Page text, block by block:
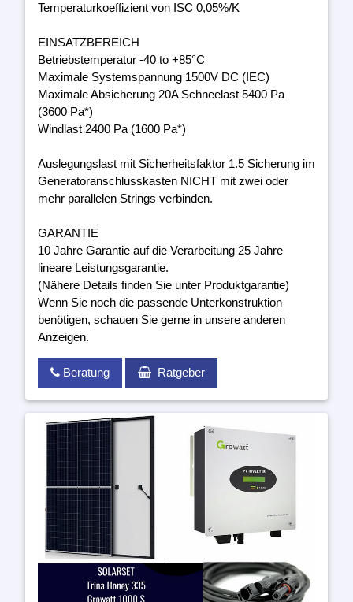
Temperaturkoeffizient von ISC 0,05%/K
EINSATZBEREICH
Betriebstemperatur -40 to +85°C
Maximale Systemspannung 1500V DC (IEC)
Maximale Absicherung 20A Schneelast 5400 Pa
(3600 Pa*)
Windlast 2400 Pa (1600 Pa*)
Auslegungslast mit Sicherheitsfaktor 1.5 Sicherung im
Generatoranschlusskasten NICHT mit zwei oder
mehr parallelen Strings verbinden.
GARANTIE
10 Jahre Garantie auf die Verarbeitung 25 Jahre
lineare Leistungsgarantie.
(Nähere Details finden Sie unter Produktgarantie)
Wenn Sie noch die passende Unterkonstruktion
benötigen, schauen Sie gerne in unsere anderen
Anzeigen.
Beratung Ratgeber